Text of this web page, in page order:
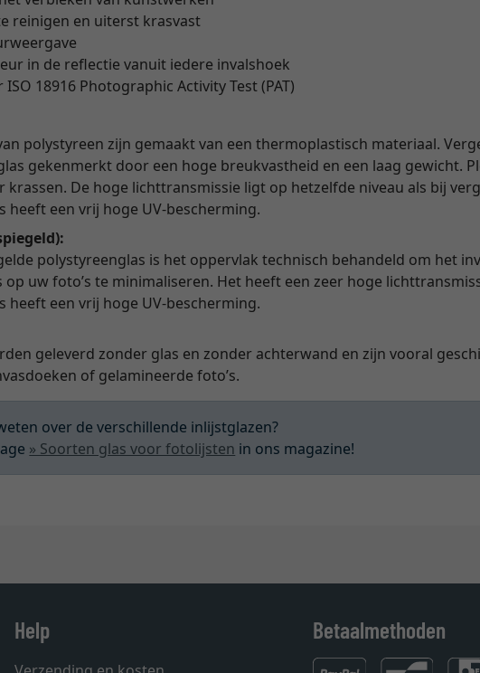
reinigen en uiterst krasvast
in de reflectie vanuit iedere invalshoek
18916 Photographic Activity Test (PAT)
polystyreen zijn gemaakt van een thermoplastisch materiaal.
gekenmerkt door een hoge breukvastheid en een laag gewicht.
krassen. De hoge lichttransmissie ligt op hetzelfde niveau als bij
heeft een vrij hoge UV-bescherming.
polystyreenglas is het oppervlak technisch behandeld om het
op uw foto’s te minimaliseren. Het heeft een zeer hoge
heeft een vrij hoge UV-bescherming.
geleverd zonder glas en zonder achterwand en zijn vooral
of gelamineerde foto’s.
over de verschillende inlijstglazen?
» Soorten glas voor fotolijsten in ons magazine!
Help Betaalmethoden